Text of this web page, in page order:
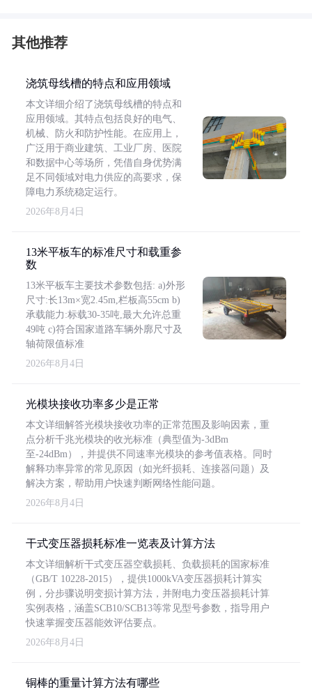
其他推荐
浇筑母线槽的特点和应用领域
本文详细介绍了浇筑母线槽的特点和
应用领域。其特点包括良好的电气、
机械、防火和防护性能。在应用上，
广泛用于商业建筑、工业厂房、医院
和数据中心等场所，凭借自身优势满
足不同领域对电力供应的高要求，保
障电力系统稳定运行。
2026年8月4日
13米平板车的标准尺寸和载重参
数
13米平板车主要技术参数包括: a)外形
尺寸:长13m×宽2.45m,栏板高55cm b)
承载能力:标载30-35吨,最大允许总重
49吨 c)符合国家道路车辆外廓尺寸及
轴荷限值标准
2026年8月4日
光模块接收功率多少是正常
本文详细解答光模块接收功率的正常范围及影响因素，重
点分析千兆光模块的收光标准（典型值为-3dBm
至-24dBm），并提供不同速率光模块的参考值表格。同时
解释功率异常的常见原因（如光纤损耗、连接器问题）及
解决方案，帮助用户快速判断网络性能问题。
2026年8月4日
干式变压器损耗标准一览表及计算方法
本文详细解析干式变压器空载损耗、负载损耗的国家标准
（GB/T 10228-2015），提供1000kVA变压器损耗计算实
例，分步骤说明变损计算方法，并附电力变压器损耗计算
实例表格，涵盖SCB10/SCB13等常见型号参数，指导用户
快速掌握变压器能效评估要点。
2026年8月4日
铜棒的重量计算方法有哪些